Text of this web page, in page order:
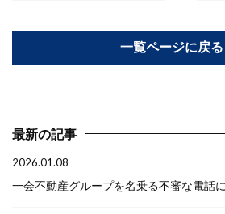
一覧ページに戻る
最新の記事
2026.01.08
一会不動産グループを名乗る不審な電話